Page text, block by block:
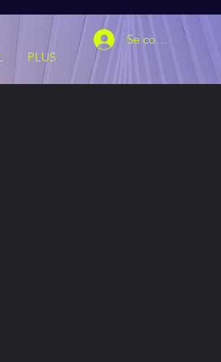
Se connecter
PLUS